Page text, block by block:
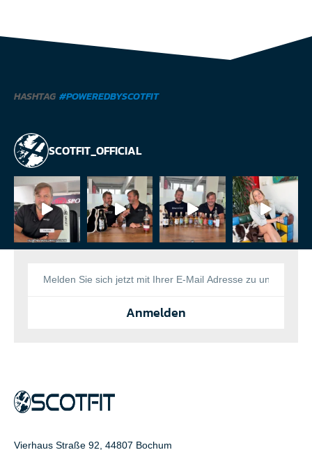
HASHTAG #POWEREDBYSCOTFIT
SCOTFIT_OFFICIAL
Anmelden
Vierhaus Straße 92, 44807 Bochum